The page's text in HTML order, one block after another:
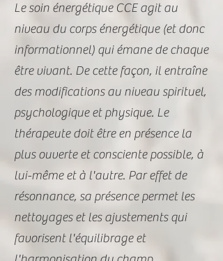
Le soin énergétique CCE agit au
niveau du corps énergétique (et donc
informationnel) qui émane de chaque
être vivant. De cette façon, il entraîne
des modifications au niveau spirituel,
psychologique et physique. Le
thérapeute doit être en présence la
plus ouverte et consciente possible, à
lui-même et à l'autre. Par effet de
résonnance, sa présence permet les
nettoyages et les ajustements qui
favorisent l'équilibrage et